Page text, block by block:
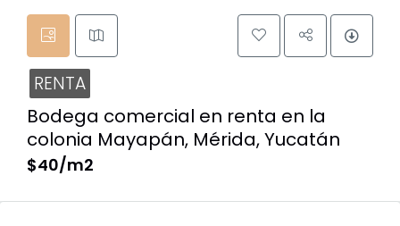
RENTA
Bodega comercial en renta en la
colonia Mayapán, Mérida, Yucatán
$40/m2